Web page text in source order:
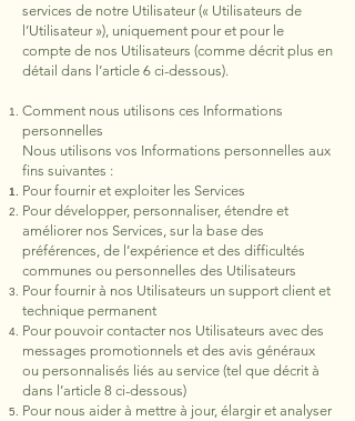
services de notre Utilisateur (« Utilisateurs de
l’Utilisateur »), uniquement pour et pour le
compte de nos Utilisateurs (comme décrit plus en
détail dans l’article 6 ci-dessous).
Comment nous utilisons ces Informations
personnelles
Nous utilisons vos Informations personnelles aux
fins suivantes :
Pour fournir et exploiter les Services
Pour développer, personnaliser, étendre et
améliorer nos Services, sur la base des
préférences, de l’expérience et des difficultés
communes ou personnelles des Utilisateurs
Pour fournir à nos Utilisateurs un support client et
technique permanent
Pour pouvoir contacter nos Utilisateurs avec des
messages promotionnels et des avis généraux
ou personnalisés liés au service (tel que décrit à
dans l’article 8 ci-dessous)
Pour nous aider à mettre à jour, élargir et analyser